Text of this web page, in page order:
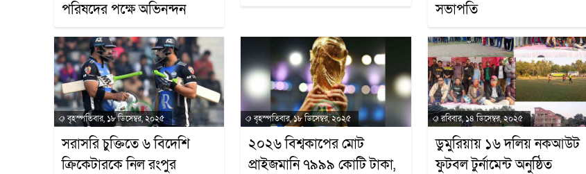
পরিষদের পক্ষে অভিনন্দন
সভাপতি
বৃহস্পতিবার, ১৮ ডিসেম্বর, ২০২৫
সরাসরি চুক্তিতে ৬ বিদেশি
ক্রিকেটারকে নিল রংপুর
বৃহস্পতিবার, ১৮ ডিসেম্বর, ২০২৫
২০২৬ বিশ্বকাপের মোট
প্রাইজমানি ৭৯৯৯ কোটি টাকা,
রবিবার, ১৪ ডিসেম্বর, ২০২৫
ডুমুরিয়ায় ১৬ দলিয় নকআউট
ফুটবল টুর্নামেন্ট অনুষ্ঠিত